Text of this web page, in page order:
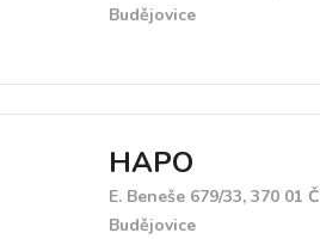
Budějovice
HAPO
E. Beneše 679/33, 370 01
Budějovice